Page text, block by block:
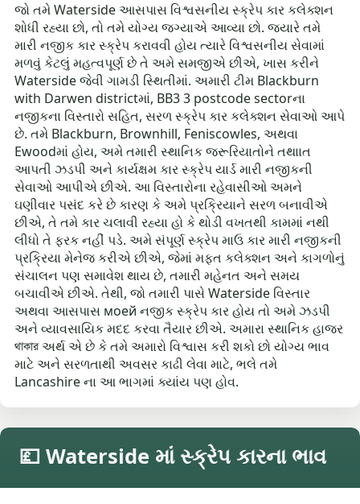
જો તમે Waterside આસપાસ વિશ્વસનીય સ્ક્રેપ કાર કલેક્શન
શોધી રહ્યા છો, તો તમે યોગ્ય જગ્યાએ આવ્યા છો. જ્યારે તમે
મારી નજીક કાર સ્ક્રેપ કરાવવી હોય ત્યારે વિશ્વસનીય સેવામાં
મળવું કેટલું મહત્વપૂર્ણ છે તે અમે સમજીએ છીએ, ખાસ કરીને
Waterside જેવી ગામડી સ્થિતીમાં. અમારી ટીમ Blackburn
with Darwen districtમાં, BB3 3 postcode sectorના
નજીકના વિસ્તારો સહિત, સરળ સ્ક્રેપ કાર કલેક્શન સેવાઓ આપે
છે. તમે Blackburn, Brownhill, Feniscowles, અથવા
Ewoodમાં હોય, અમે તમારી સ્થાનિક જરૂરિયાતોને તથાાત
આપતી ઝડપી અને કાર્યક્ષમ કાર સ્ક્રેપ યાર્ડ મારી નજીકની
સેવાઓ આપીએ છીએ. આ વિસ્તારોના રહેવાસીઓ અમને
ઘણીવાર પસંદ કરે છે કારણ કે અમે પ્રક્રિયાને સરળ બનાવીએ
છીએ, તે તમે કાર ચલાવી રહ્યા હો કે થોડી વખતથી કામમાં નથી
લીધો તે ફરક નહીં પડે. અમે સંપૂર્ણ સ્ક્રેપ માઉ કાર મારી નજીકની
પ્રક્રિયા મેનેજ કરીએ છીએ, જેમાં મફત કલેક્શન અને કાગળોનું
સંચાલન પણ સમાવેશ થાય છે, તમારી મહેનત અને સમય
બચાવીએ છીએ. તેથી, જો તમારી પાસે Waterside વિસ્તાર
અથવા આસપાસ моей નજીક સ્ક્રેપ કાર હોય તો અમે ઝડપી
અને વ્યાવસાયિક મદદ કરવા તૈયાર છીએ. અમારા સ્થાનિક હાજર
থাকার અર્થ એ છે કે તમે અમારો વિશ્વાસ કરી શકો છો યોગ્ય ભાવ
માટે અને સરળતાથી અવસર કાઢી લેવા માટે, ભલે તમે
Lancashire ના આ ભાગમાં ક્યાંય પણ હોવ.
💷 Waterside માં સ્ક્રેપ કારના ભાવ